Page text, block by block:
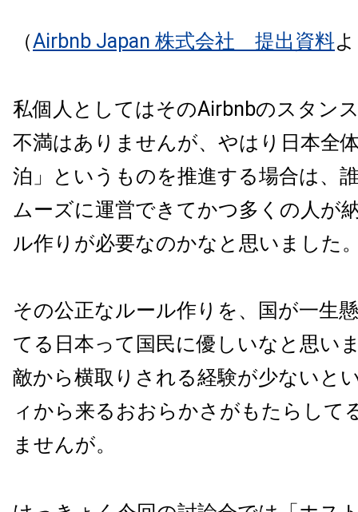
（Airbnb Japan 株式会社 提出資料
私個人としてはそのAirbnbのスタン
不満はありませんが、やはり日本全
泊」というものを推進する場合は、
ムーズに運営できてかつ多くの人が
ル作りが必要なのかなと思いました
その公正なルール作りを、国が一生
てる日本って国民に優しいなと思い
敵から横取りされる経験が少ないと
ィから来るおおらかさがもたらして
ませんが。